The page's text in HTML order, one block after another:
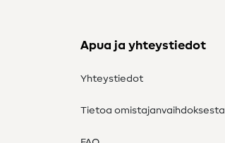
Apua ja yhteystiedot
Yhteystiedot
Tietoa omistajanvaihdoksesta